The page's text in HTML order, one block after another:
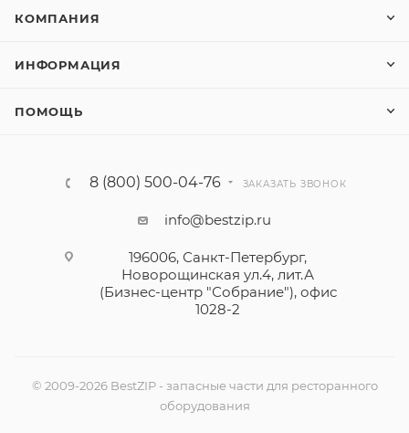
КОМПАНИЯ
ИНФОРМАЦИЯ
ПОМОЩЬ
8 (800) 500-04-76 ЗАКАЗАТЬ ЗВОНОК
info@bestzip.ru
196006, Санкт-Петербург,
Новорощинская ул.4, лит.А
(Бизнес-центр "Собрание"), офис
1028-2
© 2009-2026 BestZIP - запасные части для ресторанного
оборудования